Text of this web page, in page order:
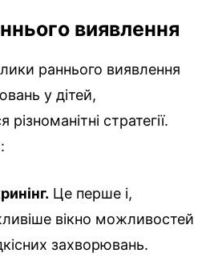
виявлення
раннього виявлення
у дітей,
стратегії.
Це перше і,
вікно можливостей
захворювань.